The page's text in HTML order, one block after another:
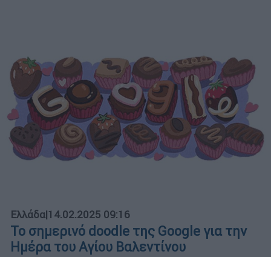
Ελλάδα|14.02.2025 09:16
Το σημερινό doodle της Google για την
Ημέρα του Αγίου Βαλεντίνου